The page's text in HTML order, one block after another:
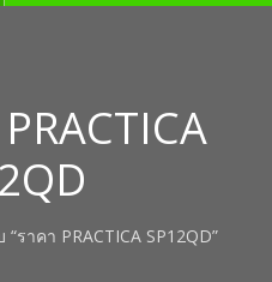
ราคา PRACTICA SP12QD”